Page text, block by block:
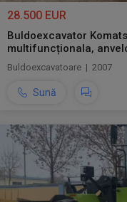
28.500 EUR
Buldoexcavator
multifuncționala,
Buldoexcavatoare | 2007
Sună